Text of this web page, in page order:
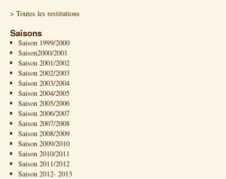
> Toutes les restitutions
Saisons
Saison 1999/2000
Saison2000/2001
Saison 2001/2002
Saison 2002/2003
Saison 2003/2004
Saison 2004/2005
Saison 2005/2006
Saison 2006/2007
Saison 2007/2008
Saison 2008/2009
Saison 2009/2010
Saison 2010/2011
Saison 2011/2012
Saison 2012- 2013